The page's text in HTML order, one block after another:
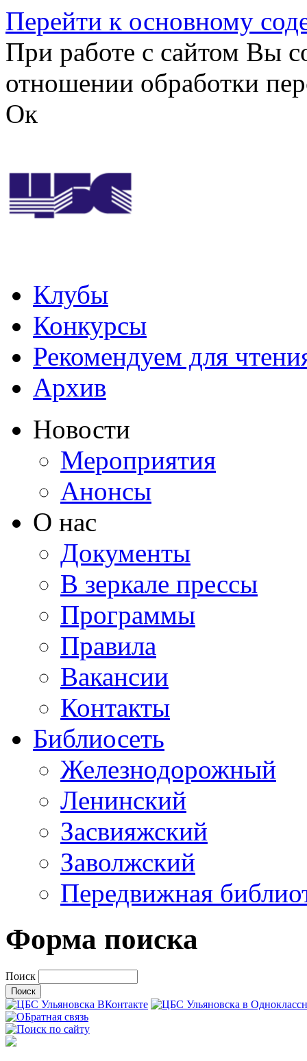
Перейти к основному
При работе с сайтом Вы
отношении обработки
Ок
Клубы
Конкурсы
Рекомендуем для
Архив
Новости
Мероприятия
Анонсы
О нас
Документы
В зеркале прессы
Программы
Правила
Вакансии
Контакты
Библиосеть
Железнодорожный
Ленинский
Засвияжский
Заволжский
Передвижная
Форма поиска
Поиск